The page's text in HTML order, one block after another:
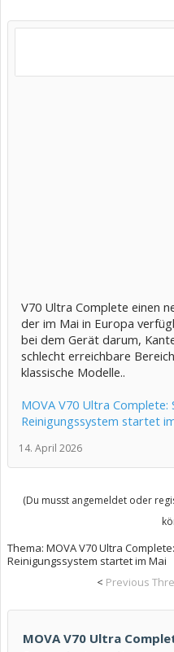
V70 Ultra Complete einen
der im Mai in Europa
bei dem Gerät darum,
schlecht erreichbare
klassische Modelle..
MOVA V70 Ultra
Reinigungssystem startet
14. April 2026
(Du musst angemeldet oder
Thema: MOVA V70 Ultra
Reinigungssystem startet im Mai
< Previous
MOVA V70 Ultra